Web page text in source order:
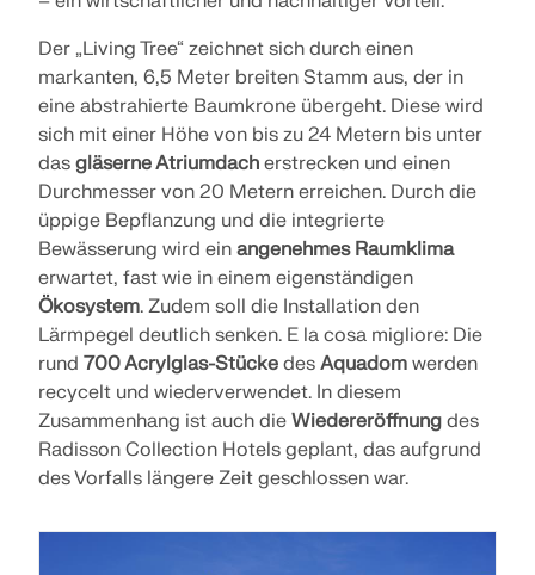
Der „Living Tree“ zeichnet sich durch einen
markanten, 6,5 Meter breiten Stamm aus, der in
eine abstrahierte Baumkrone übergeht. Diese wird
sich mit einer Höhe von bis zu 24 Metern bis unter
das gläserne Atriumdach erstrecken und einen
Durchmesser von 20 Metern erreichen. Durch die
üppige Bepflanzung und die integrierte
Bewässerung wird ein angenehmes Raumklima
erwartet, fast wie in einem eigenständigen
Ökosystem. Zudem soll die Installation den
Lärmpegel deutlich senken. E la cosa migliore: Die
rund 700 Acrylglas-Stücke des Aquadom werden
recycelt und wiederverwendet. In diesem
Zusammenhang ist auch die Wiedereröffnung des
Radisson Collection Hotels geplant, das aufgrund
des Vorfalls längere Zeit geschlossen war.